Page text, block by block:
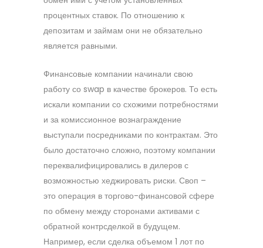
процентных ставок. По отношению к
депозитам и займам они не обязательно
является равными.
Финансовые компании начинали свою
работу со swap в качестве брокеров. То есть
искали компании со схожими потребностями
и за комиссионное вознаграждение
выступали посредниками по контрактам. Это
было достаточно сложно, поэтому компании
переквалифицировались в дилеров с
возможностью хеджировать риски. Своп –
это операция в торгово-финансовой сфере
по обмену между сторонами активами с
обратной контрсделкой в будущем.
Например, если сделка объемом 1 лот по